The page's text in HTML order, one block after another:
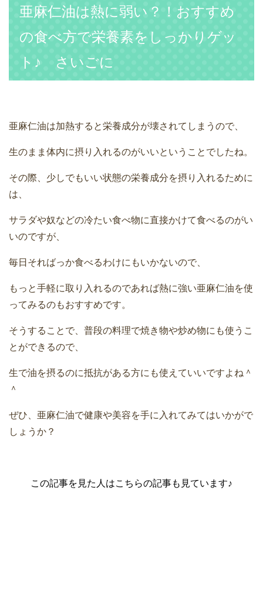
亜麻仁油は熱に弱い？！おすすめ
の食べ方で栄養素をしっかりゲッ
ト♪ さいごに
亜麻仁油は加熱すると栄養成分が壊されてしまうので、
生のまま体内に摂り入れるのがいいということでしたね。
その際、少しでもいい状態の栄養成分を摂り入れるために
は、
サラダや奴などの冷たい食べ物に直接かけて食べるのがい
いのですが、
毎日そればっか食べるわけにもいかないので、
もっと手軽に取り入れるのであれば熱に強い亜麻仁油を使
ってみるのもおすすめです。
そうすることで、普段の料理で焼き物や炒め物にも使うこ
とができるので、
生で油を摂るのに抵抗がある方にも使えていいですよね＾
＾
ぜひ、亜麻仁油で健康や美容を手に入れてみてはいかがで
しょうか？
この記事を見た人はこちらの記事も見ています♪